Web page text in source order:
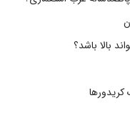
بالا باشد؟